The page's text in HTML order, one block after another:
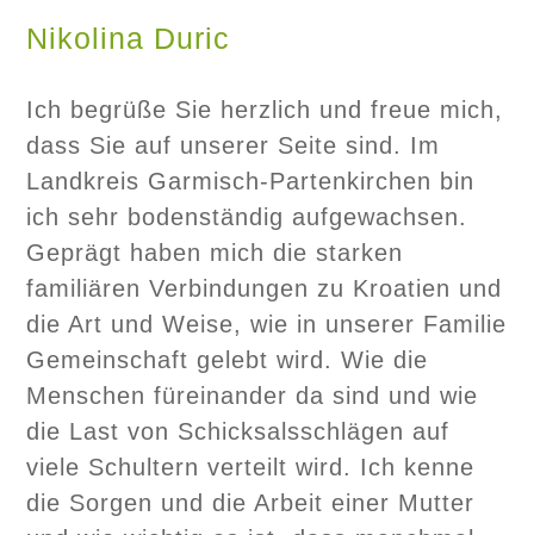
Nikolina Duric
Ich begrüße Sie herzlich und freue mich,
dass Sie auf unserer Seite sind. Im
Landkreis Garmisch-Partenkirchen bin
ich sehr bodenständig aufgewachsen.
Geprägt haben mich die starken
familiären Verbindungen zu Kroatien und
die Art und Weise, wie in unserer Familie
Gemeinschaft gelebt wird. Wie die
Menschen füreinander da sind und wie
die Last von Schicksalsschlägen auf
viele Schultern verteilt wird. Ich kenne
die Sorgen und die Arbeit einer Mutter